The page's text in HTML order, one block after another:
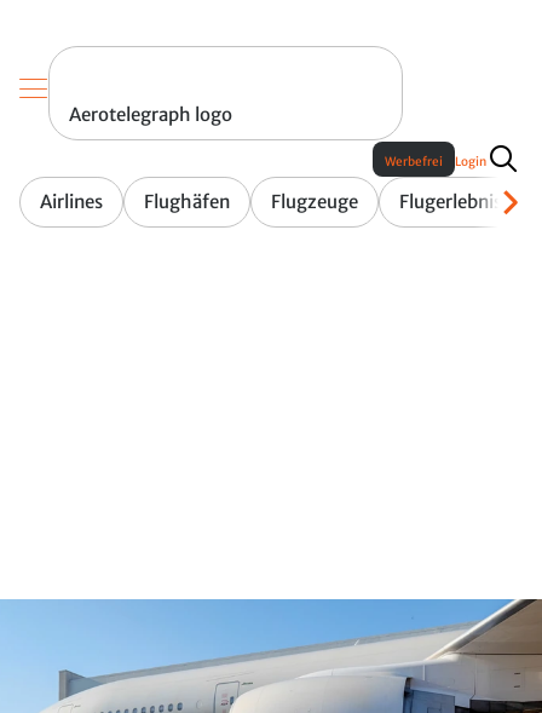
Aerotelegraph logo
Airlines Flughäfen Flugzeuge Flugerlebnis
Werbefrei Login